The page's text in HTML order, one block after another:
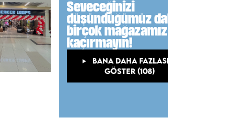
Seveceğinizi
düşündüğümüz daha
birçok mağazamız var,
kaçırmayın!
BANA DAHA FAZLASINI
GÖSTER (108)